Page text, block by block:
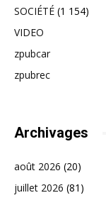
SOCIÉTÉ (1 154)
VIDEO
zpubcar
zpubrec
Archivages
août 2026 (20)
juillet 2026 (81)